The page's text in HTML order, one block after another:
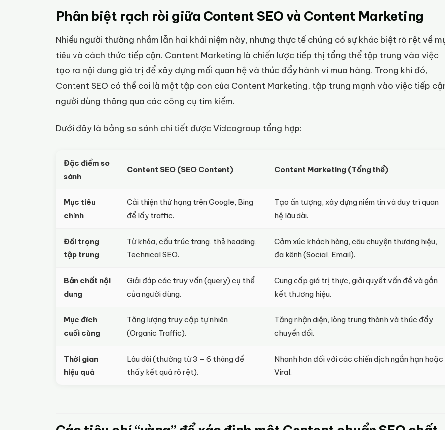
Phân biệt rạch ròi giữa Content SEO và Content Marketing
Nhiều người thường nhầm lẫn hai khái niệm này, nhưng thực tế chúng có sự khác biệt rõ rệt về
tiêu và cách thức tiếp cận. Content Marketing là chiến lược tiếp thị tổng thể tập trung vào việc
tạo ra nội dung giá trị để xây dựng mối quan hệ và thúc đẩy hành vi mua hàng. Trong khi đó,
Content SEO có thể coi là một tập con của Content Marketing, tập trung mạnh vào việc tiếp
người dùng thông qua các công cụ tìm kiếm.
Dưới đây là bảng so sánh chi tiết được Vidcogroup tổng hợp:
Đặc điểm so
sánh
Content SEO (SEO Content) Content Marketing (Tổng thể)
Mục tiêu
chính
Cải thiện thứ hạng trên Google, Bing
để lấy traffic.
Tạo ấn tượng, xây dựng niềm tin và duy trì quan
hệ lâu dài.
Đối trọng
tập trung
Từ khóa, cấu trúc trang, thẻ heading,
Technical SEO.
Cảm xúc khách hàng, câu chuyện thương hiệu,
đa kênh (Social, Email).
Bản chất nội
dung
Giải đáp các truy vấn (query) cụ thể
của người dùng.
Cung cấp giá trị thực, giải quyết vấn đề và gắn
kết thương hiệu.
Mục đích
cuối cùng
Tăng lượng truy cập tự nhiên
(Organic Traffic).
Tăng nhận diện, lòng trung thành và thúc đẩy
chuyển đổi.
Thời gian
hiệu quả
Lâu dài (thường từ 3 – 6 tháng để
thấy kết quả rõ rệt).
Nhanh hơn đối với các chiến dịch ngắn hạn hoặc
Viral.